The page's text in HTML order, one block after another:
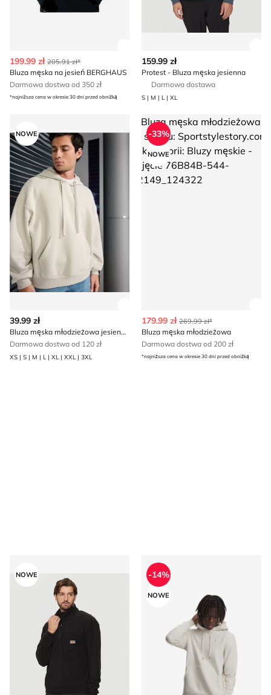
199.99 zł 205.91 zł*
Bluza męska na jesień BERGHAUS
Darmowa dostwa od 350 zł
*najniższa cena w okresie 30 dni przed obniżką
159.99 zł
Protest - Bluza męska jesienna
Darmowa dostawa
S | M | L | XL
Bluza męska młodzieżowa jesienna Sinsay
NOWE
39.99 zł
Bluza męska młodzieżowa jesienna Sinsay
Darmowa dostwa od 120 zł
XS | S | M | L | XL | XXL | 3XL
Bluza męska młodzieżowa
-33%
NOWE
179.99 zł 269.99 zł*
Bluza męska młodzieżowa
Darmowa dostwa od 200 zł
*najniższa cena w okresie 30 dni przed obniżką
NOWE
Bluza męska
-14%
NOWE